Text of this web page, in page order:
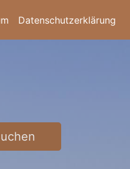
Datenschutzerklärung